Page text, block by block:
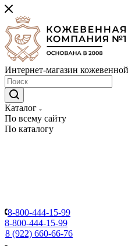
Интернет-магазин
Каталог
По всему сайту
По каталогу
8-800-444-15-99
8-800-444-15-99
8 (922) 660-66-76